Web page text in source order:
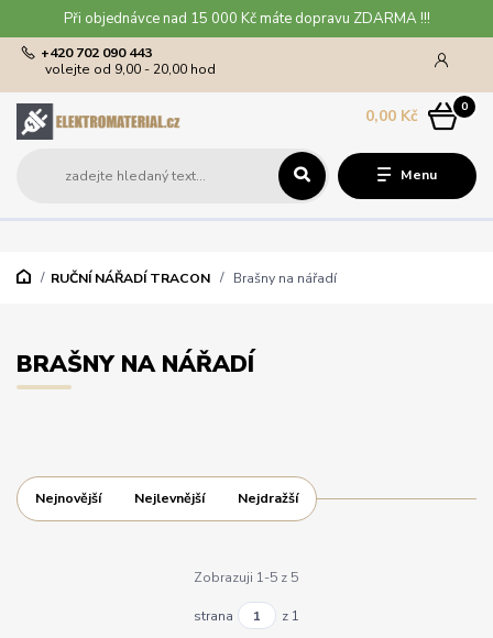
Při objednávce nad 15 000 Kč máte dopravu ZDARMA !!!
Menu
+420 702 090 443
volejte od 9,00 - 20,00 hod
0
0,00 Kč
RUČNÍ NÁŘADÍ TRACON Brašny na nářadí
BRAŠNY NA NÁŘADÍ
Nejnovější Nejlevnější Nejdražší
Zobrazuji 1-5 z 5
strana z 1